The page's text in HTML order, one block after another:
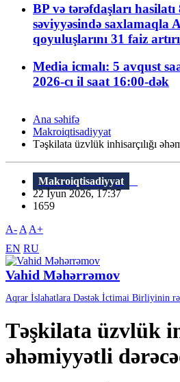
BP və tərəfdaşları
səviyyəsində saxlamaqla
qoyuluşlarını 31 faiz
Media icmalı: 5 avqust
2026-cı il saat 16:00-dək
Ana səhifə
Makroiqtisadiyyat
Təşkilata üzvlük inhisarçılığı
Makroiqtisadiyyat
22 İyun 2026, 17:37
1659
A- A A+
EN RU
Vahid Məhərrəmov
Aqrar İslahatlara Dəstək İctimai Birliyinin
Təşkilata üzvlük
əhəmiyyətli